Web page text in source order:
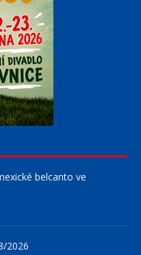
belcanto ve
2026